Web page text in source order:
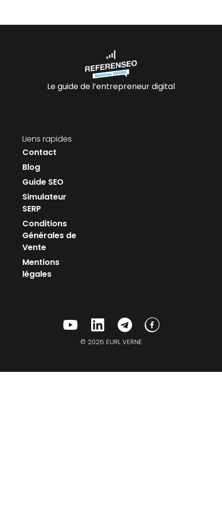
Le guide de l’entrepreneur digital
Liens rapides
Contact
Blog
Guide SEO
Simulateur
SERP
Conditions
Générales de
Vente
Mentions
légales
© 2026 EURL VERNE